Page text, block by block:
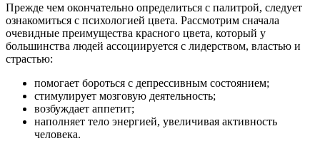
Прежде чем окончательно определиться с палитрой, следует
ознакомиться с психологией цвета. Рассмотрим сначала
очевидные преимущества красного цвета, который у
большинства людей ассоциируется с лидерством, властью и
страстью:
помогает бороться с депрессивным состоянием;
стимулирует мозговую деятельность;
возбуждает аппетит;
наполняет тело энергией, увеличивая активность
человека.